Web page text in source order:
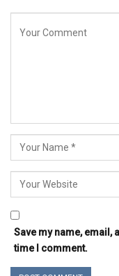
Save my name, email,
time I comment.